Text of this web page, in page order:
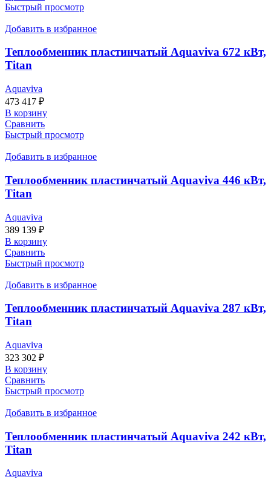
Быстрый просмотр
Добавить в избранное
Теплообменник пластинчатый Aquaviva 672 кВт,
Titan
Aquaviva
473 417 ₽
В корзину
Сравнить
Быстрый просмотр
Добавить в избранное
Теплообменник пластинчатый Aquaviva 446 кВт,
Titan
Aquaviva
389 139 ₽
В корзину
Сравнить
Быстрый просмотр
Добавить в избранное
Теплообменник пластинчатый Aquaviva 287 кВт,
Titan
Aquaviva
323 302 ₽
В корзину
Сравнить
Быстрый просмотр
Добавить в избранное
Теплообменник пластинчатый Aquaviva 242 кВт,
Titan
Aquaviva